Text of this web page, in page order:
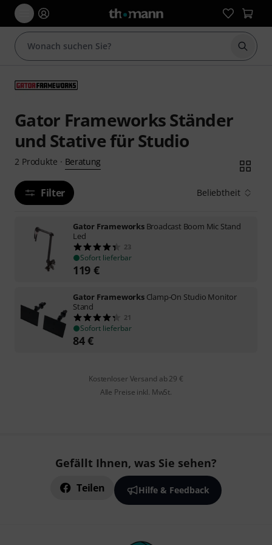
Suche
Gator Frameworks Ständer
und Stative für Studio
2 Produkte · Beratung
Filter Beliebtheit
Gator Frameworks Broadcast Boom Mic Stand
Led
23
Sofort lieferbar
119 €
Gator Frameworks Clamp-On Studio Monitor
Stand
21
Sofort lieferbar
84€
Kostenloser Versand ab 29 €
Alle Preise inkl. MwSt.
Gefällt Ihnen, was Sie sehen?
Teilen Hilfe & Feedback